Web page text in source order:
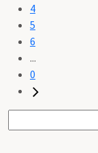
4
5
6
...
0